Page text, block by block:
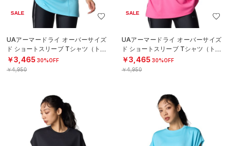
SALE
UAアーマードライ オーバーサイズ
ド ショートスリーブ Tシャツ（トレ
ーニング/WOMEN）
￥3,465 30%OFF
￥4,950
SALE
UAアーマードライ オーバーサイズ
ド ショートスリーブ Tシャツ（トレ
ーニング/WOMEN）
￥3,465 30%OFF
￥4,950